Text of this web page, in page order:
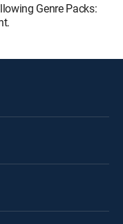
Genre Packs: